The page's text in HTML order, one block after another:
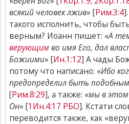
всякий человек лжив» [Рим.3:4
такого исполнить, чтобы
верным? Иоанн пишет: «А
верующимво имя Его, дал
Божиими» [Ин.1:12] А чады
потому что написано: «Ибо
предопределил быть
[Рим.8:29], а также: «мы в этом
Он» [1Ин.4:17 РБО]. Кстати
переводится также, как